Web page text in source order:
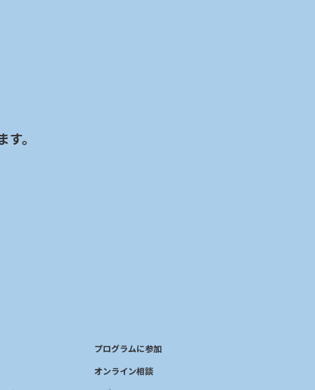
。
プログラムに参加
オンライン相談